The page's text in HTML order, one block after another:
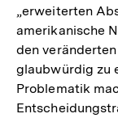
„erweiterten
amerikanische
den
glaubwürdig zu
Problematik